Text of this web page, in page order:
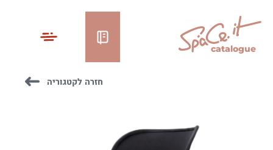
catalogue
חזרה לקטגוריה